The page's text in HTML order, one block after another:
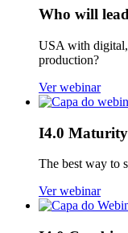
Who will
USA with
production?
Ver webinar
I4.0 Maturity
The best way to
Ver webinar